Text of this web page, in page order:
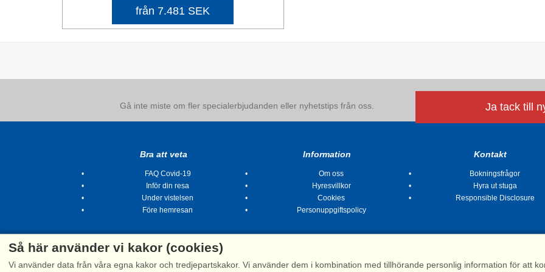
från 7.481 SEK
Gå inte miste om fler specialerbjudanden eller nyhetstips från oss. Ja tack till
Bra att veta
FAQ Covid-19
Inför din resa
Under vistelsen
Före hemresan
Information
Om oss
Hyresvillkor
Cookies
Personuppgiftspolicy
Kontakt
Bokningsfrågor
Hyra ut stuga
Responsible Disclosure
Så här använder vi kakor (cookies)
Vi använder data från våra egna kakor och tredjepartskakor. Vi använder dem i kombination med tillhörande personlig information för att